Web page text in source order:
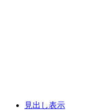
見出し表示